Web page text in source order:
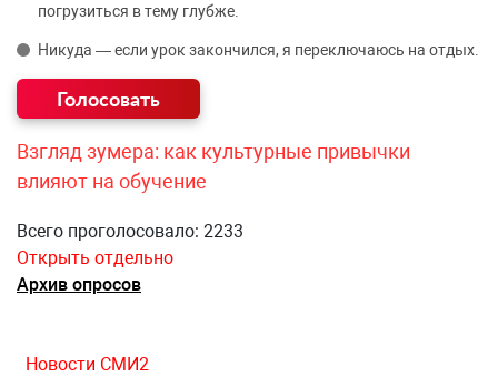
погрузиться в тему глубже.
Никуда — если урок закончился, я переключаюсь на отдых.
Взгляд зумера: как культурные привычки
влияют на обучение
Всего проголосовало: 2233
Открыть отдельно
Архив опросов
Новости СМИ2